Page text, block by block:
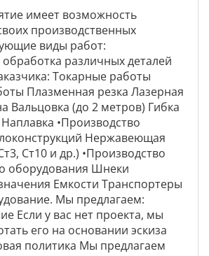
имеет возможность
производственных
виды работ:
различных деталей
Токарные работы
Плазменная резка Лазерная
Вальцовка (до 2 метров) Гибка
•Производство
Нержавеющая
Ст10 и др.) •Производство
оборудования Шнеки
Емкости Транспортеры
Мы предлагаем:
Если у вас нет проекта, мы
его на основании эскиза
политика Мы предлагаем